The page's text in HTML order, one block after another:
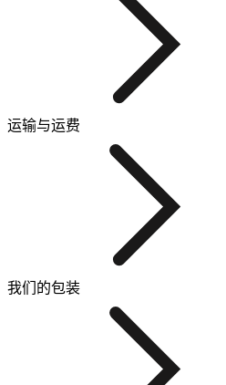
运输与运费
我们的包装